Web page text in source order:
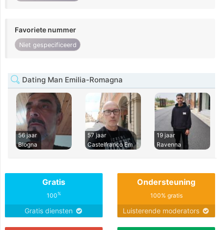
Favoriete nummer
Niet gespecificeerd
Dating Man Emilia-Romagna
56 jaar
Blogna
57 jaar
Castelfranco Em
19 jaar
Ravenna
Gratis
100%
Gratis diensten
Ondersteuning
100% gratis
Luisterende moderators